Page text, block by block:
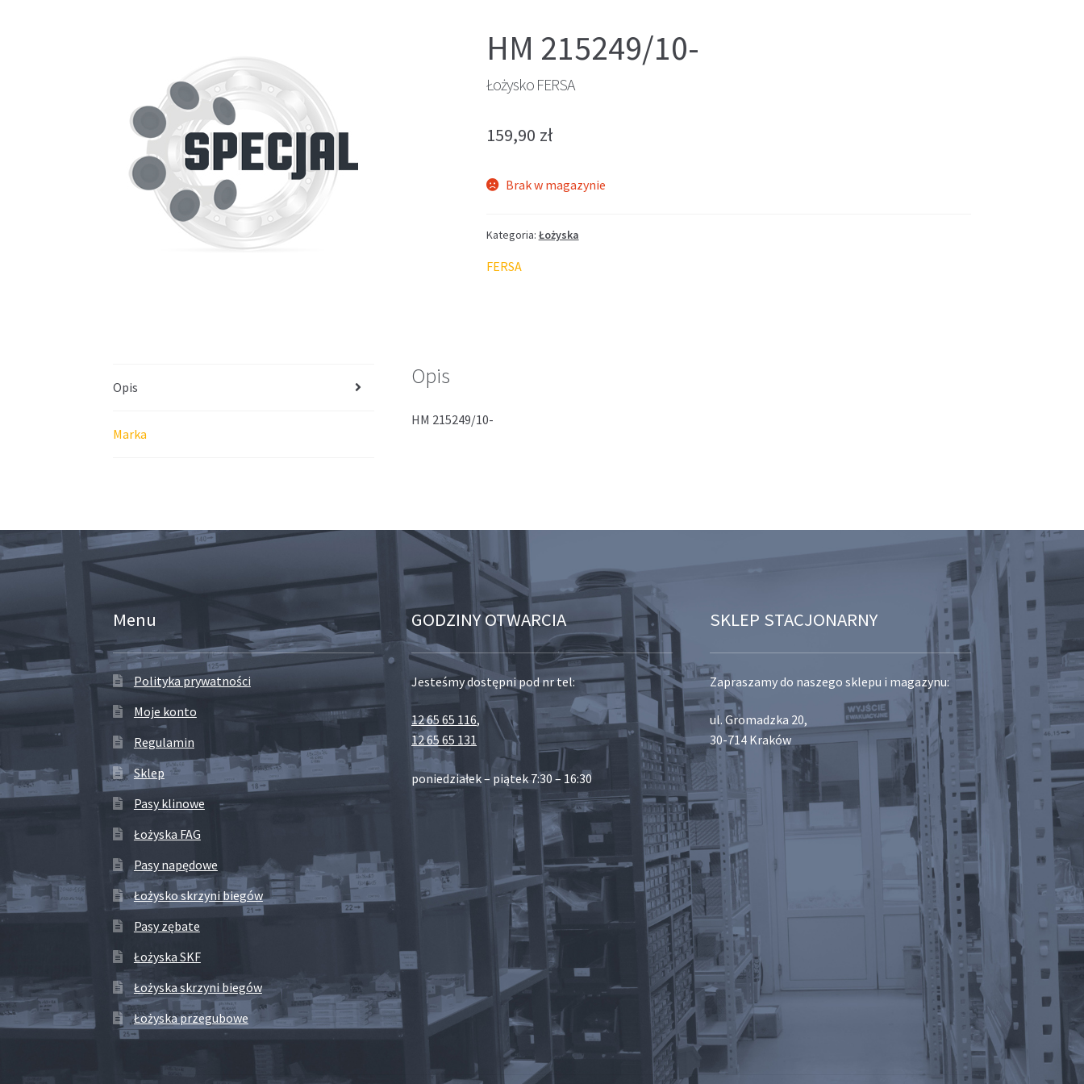
HM 215249/10-
Łożysko FERSA
159,90 zł
Brak w magazynie
Kategoria: Łożyska
FERSA
Opis
Marka
Opis
HM 215249/10-
Menu
Polityka prywatności
Moje konto
Regulamin
Sklep
Pasy klinowe
Łożyska FAG
Pasy napędowe
Łożysko skrzyni biegów
Pasy zębate
Łożyska SKF
Łożyska skrzyni biegów
Łożyska przegubowe
GODZINY OTWARCIA
Jesteśmy dostępni pod nr tel:
12 65 65 116,
12 65 65 131
poniedziałek – piątek 7:30 – 16:30
SKLEP STACJONARNY
Zapraszamy do naszego sklepu i magazynu:
ul. Gromadzka 20,
30-714 Kraków